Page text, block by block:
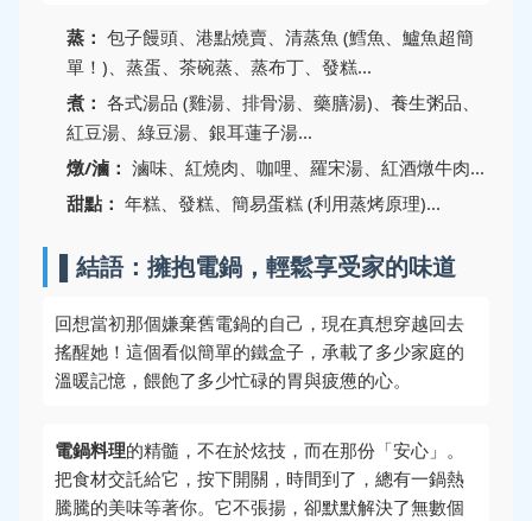
蒸： 包子饅頭、港點燒賣、清蒸魚 (鱈魚、鱸魚超簡
單！)、蒸蛋、茶碗蒸、蒸布丁、發糕...
煮： 各式湯品 (雞湯、排骨湯、藥膳湯)、養生粥品、
紅豆湯、綠豆湯、銀耳蓮子湯...
燉/滷： 滷味、紅燒肉、咖哩、羅宋湯、紅酒燉牛肉...
甜點： 年糕、發糕、簡易蛋糕 (利用蒸烤原理)...
▌結語：擁抱電鍋，輕鬆享受家的味道
回想當初那個嫌棄舊電鍋的自己，現在真想穿越回去
搖醒她！這個看似簡單的鐵盒子，承載了多少家庭的
溫暖記憶，餵飽了多少忙碌的胃與疲憊的心。
電鍋料理的精髓，不在於炫技，而在那份「安心」。
把食材交託給它，按下開關，時間到了，總有一鍋熱
騰騰的美味等著你。它不張揚，卻默默解決了無數個